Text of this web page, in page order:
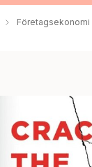
Företagsekonomi